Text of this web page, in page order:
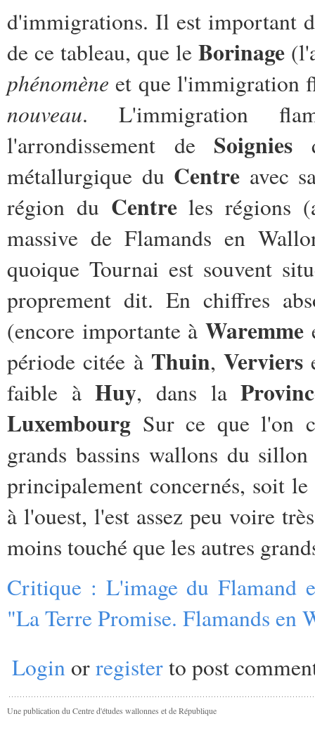
d'immigrations. Il est important
de ce tableau, que le Borinage
phénomène et que l'immigration
nouveau. L'immigration
l'arrondissement de Soignies
métallurgique du Centre avec
région du Centreles régions
massive de Flamands en
quoique Tournai est souvent
proprement dit. En chiffres
(encore importante à Waremme
période citée à Thuin, Verviers
faible àHuy, dans la
Luxembourg Sur ce que l'on
grands bassins wallons du
principalement concernés, soit le
à l'ouest, l'est assez peu voire
moins touché que les autres
Critique : L'image du Flamand
"La Terre Promise. Flamands en
Loginorregisterto post
Une publication du Centre d'études wallonnes et de République